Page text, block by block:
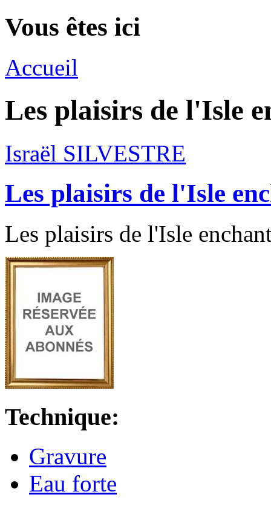
Vous êtes ici
Accueil
Les plaisirs de l'Isle
Israël SILVESTRE
Les plaisirs de l'Isle
Les plaisirs de l'Isle
Technique:
Gravure
Eau forte